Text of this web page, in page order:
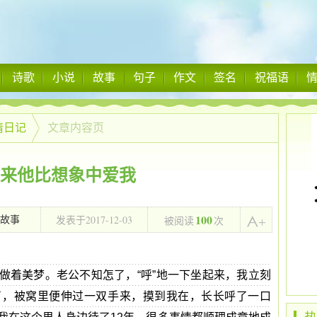
诗歌 小说 故事 句子 作文 签名 祝福语
日记 文章内容页
他比想象中爱我
事 发表于2017-12-03
被阅读 100次
着美梦。老公不知怎了，“呼”地一下坐起来，我立刻
被窝里便伸过一双手来，摸到我在，长长呼了一口